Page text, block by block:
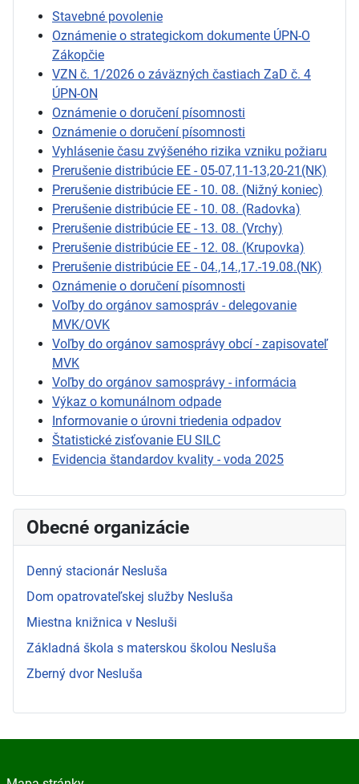
Stavebné povolenie
Oznámenie o strategickom dokumente ÚPN-O
Zákopčie
VZN č. 1/2026 o záväzných častiach ZaD č. 4
ÚPN-ON
Oznámenie o doručení písomnosti
Oznámenie o doručení písomnosti
Vyhlásenie času zvýšeného rizika vzniku požiaru
Prerušenie distribúcie EE - 05-07,11-13,20-21(NK)
Prerušenie distribúcie EE - 10. 08. (Nižný koniec)
Prerušenie distribúcie EE - 10. 08. (Radovka)
Prerušenie distribúcie EE - 13. 08. (Vrchy)
Prerušenie distribúcie EE - 12. 08. (Krupovka)
Prerušenie distribúcie EE - 04.,14.,17.-19.08.(NK)
Oznámenie o doručení písomnosti
Voľby do orgánov samospráv - delegovanie
MVK/OVK
Voľby do orgánov samosprávy obcí - zapisovateľ
MVK
Voľby do orgánov samosprávy - informácia
Výkaz o komunálnom odpade
Informovanie o úrovni triedenia odpadov
Štatistické zisťovanie EU SILC
Evidencia štandardov kvality - voda 2025
Obecné organizácie
Denný stacionár Nesluša
Dom opatrovateľskej služby Nesluša
Miestna knižnica v Nesluši
Základná škola s materskou školou Nesluša
Zberný dvor Nesluša